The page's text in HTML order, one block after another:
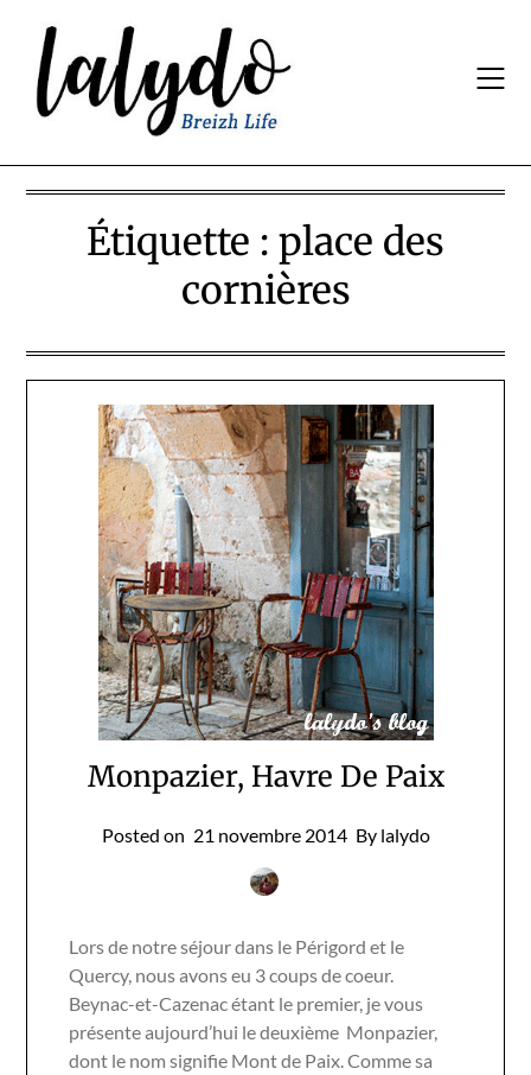
content
Étiquette : place des
cornières
Monpazier, Havre De Paix
Posted on 21 novembre 2014 By lalydo
Lors de notre séjour dans le Périgord et le
Quercy, nous avons eu 3 coups de coeur.
Beynac-et-Cazenac étant le premier, je vous
présente aujourd’hui le deuxième Monpazier,
dont le nom signifie Mont de Paix. Comme sa